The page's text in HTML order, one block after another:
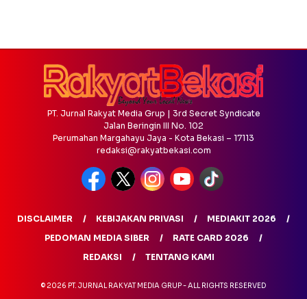
PT. Jurnal Rakyat Media Grup | 3rd Secret Syndicate
Jalan Beringin III No. 102
Perumahan Margahayu Jaya - Kota Bekasi – 17113
redaksi@rakyatbekasi.com
DISCLAIMER KEBIJAKAN PRIVASI
MEDIAKIT 2026
PEDOMAN MEDIA SIBER
RATE CARD 2026
REDAKSI
TENTANG KAMI
© 2026 PT. JURNAL RAKYAT MEDIA GRUP - ALL RIGHTS RESERVED